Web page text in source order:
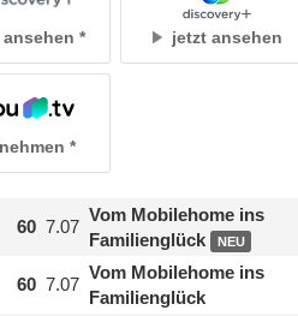
jetzt ansehen
60 7.07
Vom Mobilehome ins
Familienglück
NEU
60 7.07
Vom Mobilehome ins
Familienglück